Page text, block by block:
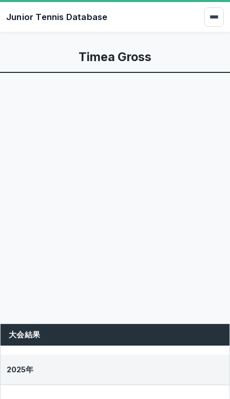
Junior Tennis Database
Timea Gross
大会結果
2025年